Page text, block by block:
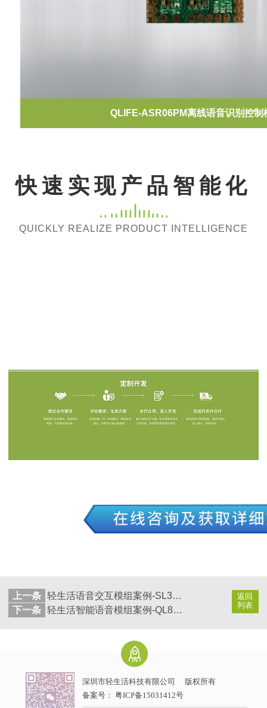
QLIFE-ASR06PM离线语音识别控制
快速实现产品智能化
QUICKLY REALIZE PRODUCT INTELLIGENCE
返回
列表
上一条
轻生活语音交互模组案例-SL3204小海螺语音交互台灯蓝牙音箱
下一条
轻生活智能语音模组案例-QL8110智能家居语音灯
深圳市轻生活科技有限公司
版权所有
备案号：粤ICP备15031412号